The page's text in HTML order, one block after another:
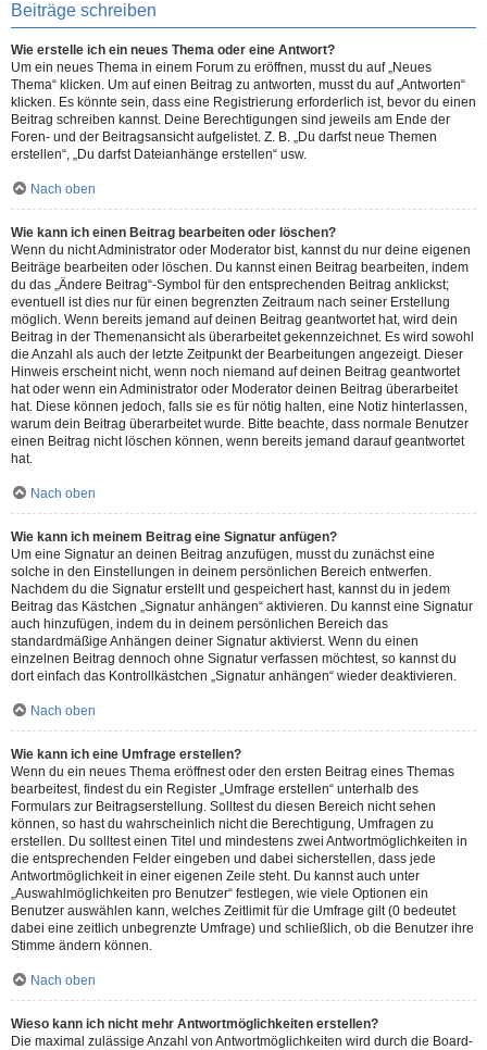
Beiträge schreiben
Wie erstelle ich ein neues Thema oder eine Antwort?
Um ein neues Thema in einem Forum zu eröffnen, musst du auf „Neues
Thema“ klicken. Um auf einen Beitrag zu antworten, musst du auf „Antworten“
klicken. Es könnte sein, dass eine Registrierung erforderlich ist, bevor du einen
Beitrag schreiben kannst. Deine Berechtigungen sind jeweils am Ende der
Foren- und der Beitragsansicht aufgelistet. Z. B. „Du darfst neue Themen
erstellen“, „Du darfst Dateianhänge erstellen“ usw.
Nach oben
Wie kann ich einen Beitrag bearbeiten oder löschen?
Wenn du nicht Administrator oder Moderator bist, kannst du nur deine eigenen
Beiträge bearbeiten oder löschen. Du kannst einen Beitrag bearbeiten, indem
du das „Ändere Beitrag“-Symbol für den entsprechenden Beitrag anklickst;
eventuell ist dies nur für einen begrenzten Zeitraum nach seiner Erstellung
möglich. Wenn bereits jemand auf deinen Beitrag geantwortet hat, wird dein
Beitrag in der Themenansicht als überarbeitet gekennzeichnet. Es wird sowohl
die Anzahl als auch der letzte Zeitpunkt der Bearbeitungen angezeigt. Dieser
Hinweis erscheint nicht, wenn noch niemand auf deinen Beitrag geantwortet
hat oder wenn ein Administrator oder Moderator deinen Beitrag überarbeitet
hat. Diese können jedoch, falls sie es für nötig halten, eine Notiz hinterlassen,
warum dein Beitrag überarbeitet wurde. Bitte beachte, dass normale Benutzer
einen Beitrag nicht löschen können, wenn bereits jemand darauf geantwortet
hat.
Nach oben
Wie kann ich meinem Beitrag eine Signatur anfügen?
Um eine Signatur an deinen Beitrag anzufügen, musst du zunächst eine
solche in den Einstellungen in deinem persönlichen Bereich entwerfen.
Nachdem du die Signatur erstellt und gespeichert hast, kannst du in jedem
Beitrag das Kästchen „Signatur anhängen“ aktivieren. Du kannst eine Signatur
auch hinzufügen, indem du in deinem persönlichen Bereich das
standardmäßige Anhängen deiner Signatur aktivierst. Wenn du einen
einzelnen Beitrag dennoch ohne Signatur verfassen möchtest, so kannst du
dort einfach das Kontrollkästchen „Signatur anhängen“ wieder deaktivieren.
Nach oben
Wie kann ich eine Umfrage erstellen?
Wenn du ein neues Thema eröffnest oder den ersten Beitrag eines Themas
bearbeitest, findest du ein Register „Umfrage erstellen“ unterhalb des
Formulars zur Beitragserstellung. Solltest du diesen Bereich nicht sehen
können, so hast du wahrscheinlich nicht die Berechtigung, Umfragen zu
erstellen. Du solltest einen Titel und mindestens zwei Antwortmöglichkeiten in
die entsprechenden Felder eingeben und dabei sicherstellen, dass jede
Antwortmöglichkeit in einer eigenen Zeile steht. Du kannst auch unter
„Auswahlmöglichkeiten pro Benutzer“ festlegen, wie viele Optionen ein
Benutzer auswählen kann, welches Zeitlimit für die Umfrage gilt (0 bedeutet
dabei eine zeitlich unbegrenzte Umfrage) und schließlich, ob die Benutzer ihre
Stimme ändern können.
Nach oben
Wieso kann ich nicht mehr Antwortmöglichkeiten erstellen?
Die maximal zulässige Anzahl von Antwortmöglichkeiten wird durch die Board-